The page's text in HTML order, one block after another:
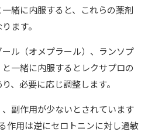
緒に内服すると、これらの薬剤
ます。
ル（オメプラール）、ランソプ
一緒に内服するとレクサプロの
、必要に応じ調整します。
副作用が少ないとされています
作用は逆にセロトニンに対し過敏